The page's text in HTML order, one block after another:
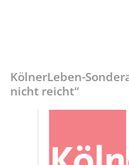
KölnerLeben-
nicht reicht“